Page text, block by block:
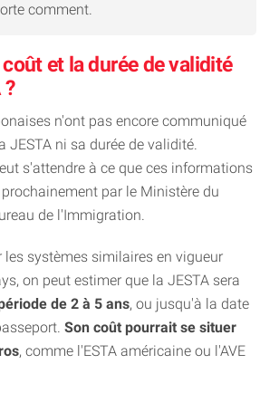
comment.
et la durée de validité
?
n'ont pas encore communiqué
JESTA ni sa durée de validité.
s'attendre à ce que ces informations
par le Ministère du
de l'Immigration.
les systèmes similaires en vigueur
on peut estimer que la JESTA sera
de 2 à 5 ans, ou jusqu'à la date
Son coût pourrait se situer
, comme l'ESTA américaine ou l'AVE